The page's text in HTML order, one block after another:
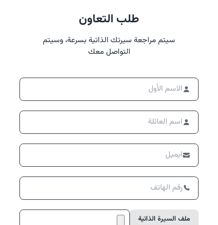
طلب التعاون
سيتم مراجعة سيرتك الذاتية بسرعة، وسيتم
التواصل معك
ملف السيرة الذاتية